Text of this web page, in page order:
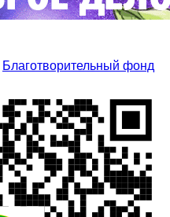
Благотворительный фонд